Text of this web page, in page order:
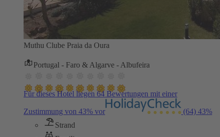
Muthu Clube Praia da Oura
Portugal - Faro & Algarve - Albufeira
Für dieses Hotel liegen 64 Bewertungen mit einer
Zustimmung von 43% vor (64) 43%
Strand